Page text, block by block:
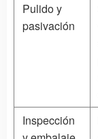
Pulido y
pasivación
Inspección